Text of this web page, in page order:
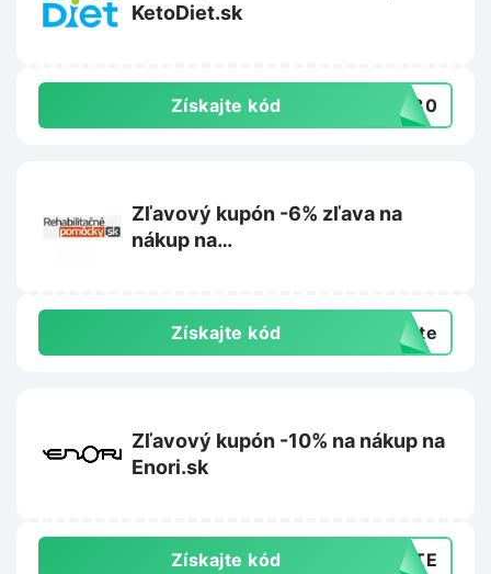
KetoDiet.sk
Získajte kód KD30
Zľavový kupón -6% zľava na
nákup na
Získajte kód exte
Zľavový kupón -10% na nákup na
Enori.sk
Získajte kód AJTE